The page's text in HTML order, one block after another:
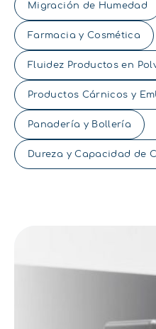
Migración de Humedad
Farmacia y Cosmética
Fluidez Productos en
Productos Cárnicos y
Panadería y Bollería
Dureza y Capacidad de